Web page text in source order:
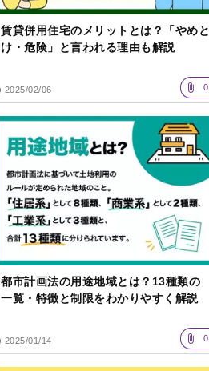
賃貸併用住宅のメリットとは？「やめと
け・危険」と言われる理由も解説
2025/02/06 0
都市計画法の用途地域とは？13種類の
一覧・特徴と制限をわかりやすく解説
2025/01/14 0